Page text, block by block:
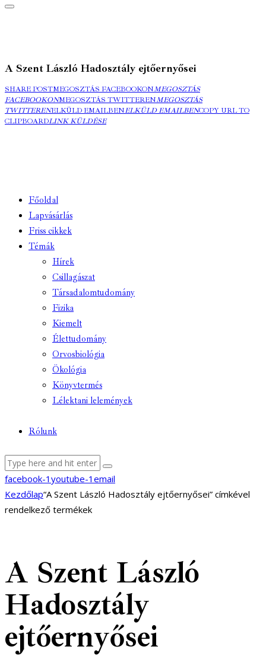
A Szent László Hadosztály ejtőernyősei
SHARE POSTMEGOSZTÁS FACEBOOKONMEGOSZTÁS
FACEBOOKONMEGOSZTÁS TWITTERENMEGOSZTÁS
TWITTERENELKÜLD EMAILBENELKÜLD EMAILBENCOPY URL TO
CLIPBOARDLINK KÜLDÉSE
Főoldal
Lapvásárlás
Friss cikkek
Témák
Hírek
Csillagászat
Társadalomtudomány
Fizika
Kiemelt
Élettudomány
Orvosbiológia
Ökológia
Könyvtermés
Lélektani lelemények
Rólunk
facebook-1 youtube-1 email
Kezdőlap“A Szent László Hadosztály ejtőernyősei” címkével
rendelkező termékek
A Szent László
Hadosztály
ejtőernyősei